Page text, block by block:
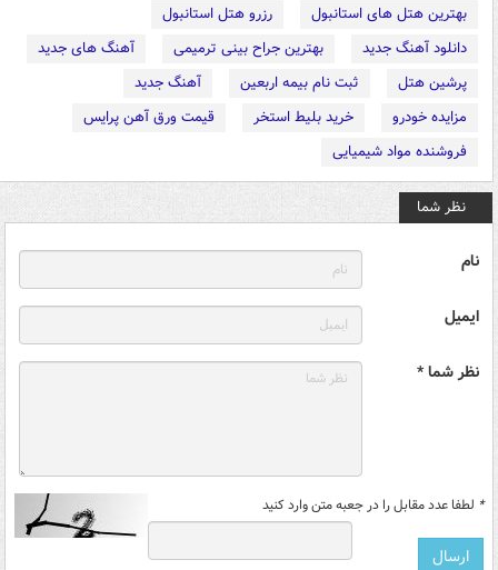
بهترین هتل های استانبول
رزرو هتل استانبول
دانلود آهنگ جدید
بهترین جراح بینی ترمیمی
آهنگ های جدید
پرشین هتل
ثبت نام بیمه اربعین
آهنگ جدید
مزایده خودرو
خرید بلیط استخر
قیمت ورق آهن پرایس
فروشنده مواد شیمیایی
نظر شما
نام
ایمیل
نظر شما *
* لطفا عدد مقابل را در جعبه متن وارد کنید